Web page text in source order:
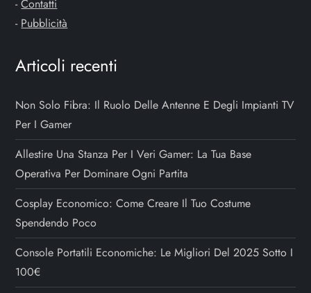
-Contatti
- Pubblicità
Articoli recenti
Non Solo Fibra: Il Ruolo Delle Antenne E Degli Impianti TV
Per I Gamer
Allestire Una Stanza Per I Veri Gamer: La Tua Base
Operativa Per Dominare Ogni Partita
Cosplay Economico: Come Creare Il Tuo Costume
Spendendo Poco
Console Portatili Economiche: Le Migliori Del 2025 Sotto I
100€